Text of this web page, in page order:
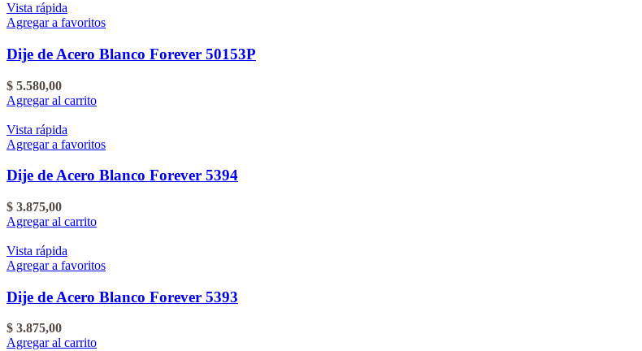
Vista rápida
Agregar a favoritos
Dije de Acero Blanco Forever 50153P
$ 5.580,00
Agregar al carrito
Vista rápida
Agregar a favoritos
Dije de Acero Blanco Forever 5394
$ 3.875,00
Agregar al carrito
Vista rápida
Agregar a favoritos
Dije de Acero Blanco Forever 5393
$ 3.875,00
Agregar al carrito